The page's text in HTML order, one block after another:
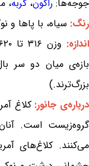
جوجه‌ها: راکون،گربه،
رنگ: سیاه، با پاها و
اندازه:
بزرگ‌ترند.)
درباره‌ی جانور: کلاغ
گروه‌زیست است.
می‌کنند. کلاغ‌های